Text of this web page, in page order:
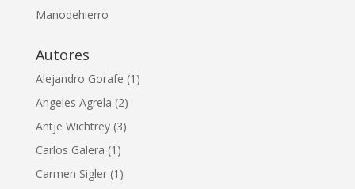
Manodehierro
Autores
Alejandro Gorafe (1)
Angeles Agrela (2)
Antje Wichtrey (3)
Carlos Galera (1)
Carmen Sigler (1)